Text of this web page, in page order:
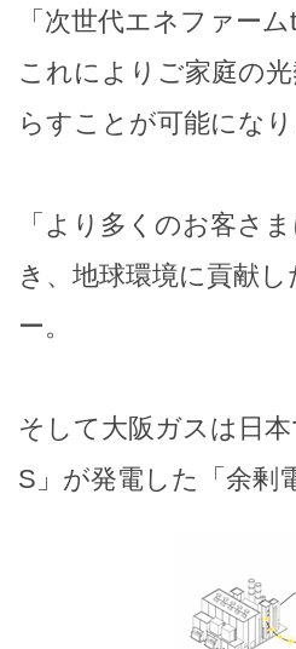
「次世代エネファー
これによりご家庭の
らすことが可能になり
「より多くのお客さ
き、地球環境に貢献
ー。
そして大阪ガスは日
S」が発電した「余剰